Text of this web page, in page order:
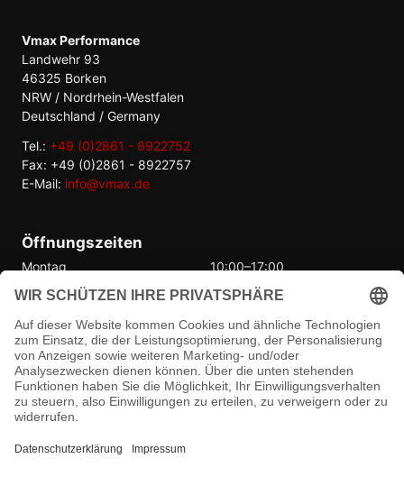
Vmax Performance
Landwehr 93
46325 Borken
NRW / Nordrhein-Westfalen
Deutschland / Germany
Tel.: +49 (0)2861 - 8922752
Fax: +49 (0)2861 - 8922757
E-Mail: info@vmax.de
Öffnungszeiten
Montag
10:00–17:00
Dienstag
10:00–17:00
Donnerstag
10:00–17:00
Freitag
10:00–17:00
Samstag
Geschlossen
Sonntag
Geschlossen